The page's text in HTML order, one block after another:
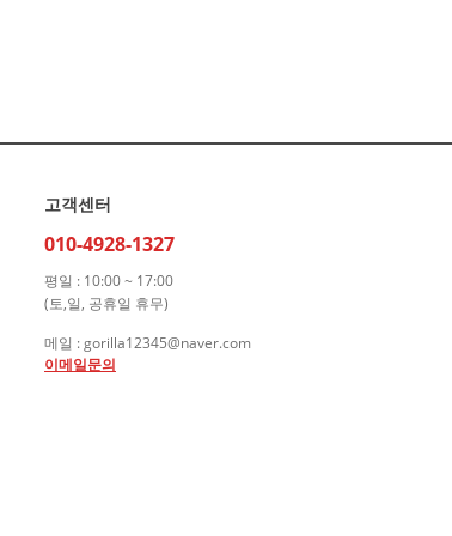
고객센터
010-4928-1327
평일 : 10:00 ~ 17:00
(토,일, 공휴일 휴무)
메일 : gorilla12345@naver.com
이메일문의